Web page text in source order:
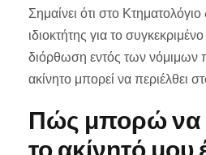
Σημαίνει ότι στο
ιδιοκτήτης για το
διόρθωση εντός των νόμιμων
ακίνητο μπορεί να περιέλθει
Πώς μπορώ να